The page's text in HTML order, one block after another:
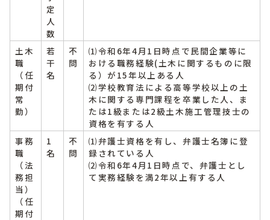
定
人
数
土木
職
（任
期付
常
勤）
若
干
名
不
問
⑴令和6年4月1日時点で民間企業等に
おける職務経験(土木に関するものに限
る）が15年以上ある人
⑵学校教育法による高等学校以上の土
木に関する専門課程を卒業した人、ま
たは1級または2級土木施工管理技士の
資格を有する人
事務
職
（法
務担
当）
（任
期付
1
名
不
問
⑴弁護士資格を有し、弁護士名簿に登
録されている人
⑵令和6年4月1日時点で、弁護士とし
て実務経験を満2年以上有する人